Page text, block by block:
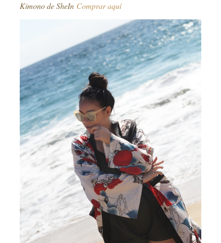
Kimono de SheIn Comprar aquí